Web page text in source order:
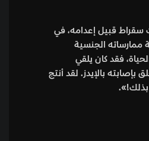
سقراط قبيل إعدامه، في
ممارساته الجنسية
فقد كان يلقي
بالإيدز. لقد أنتج
بذلك!».